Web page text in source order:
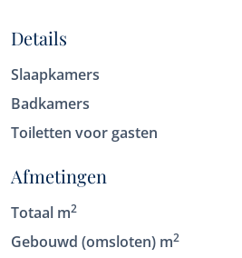
Details
Slaapkamers
Badkamers
Toiletten voor gasten
Afmetingen
Totaal m2
Gebouwd (omsloten) m2